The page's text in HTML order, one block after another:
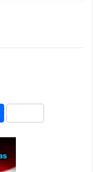
Share